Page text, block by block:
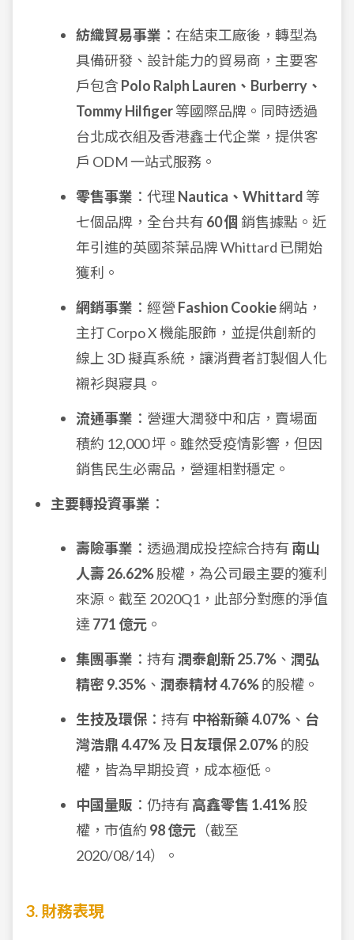
紡織貿易事業 ：在結束工廠後，轉型為
具備研發、設計能力的貿易商，主要客
戶包含 Polo Ralph Lauren、Burberry、
Tommy Hilfiger等國際品牌。同時透過
台北成衣組及香港鑫士代企業，提供客
戶 ODM 一站式服務。
零售事業 ：代理 Nautica、Whittard 等
七個品牌，全台共有 60 個 銷售據點。近
年引進的英國茶葉品牌 Whittard 已開始
獲利。
網銷事業 ：經營 Fashion Cookie網站，
主打 Corpo X 機能服飾，並提供創新的
線上 3D 擬真系統，讓消費者訂製個人化
襯衫與寢具。
流通事業 ：營運大潤發中和店，賣場面
積約 12,000 坪。雖然受疫情影響，但因
銷售民生必需品，營運相對穩定。
主要轉投資事業 ：
壽險事業 ：透過潤成投控綜合持有 南山
人壽 26.62%股權，為公司最主要的獲利
來源。截至 2020Q1，此部分對應的淨值
達 771 億元 。
集團事業 ：持有潤泰創新 25.7% 、 潤弘
精密 9.35% 、 潤泰精材 4.76%的股權。
生技及環保 ：持有 中裕新藥 4.07% 、 台
灣浩鼎 4.47%及 日友環保 2.07%的股
權，皆為早期投資，成本極低。
中國量販 ：仍持有 高鑫零售 1.41%股
權，市值約 98 億元 （截至
2020/08/14）。
3. 財務表現